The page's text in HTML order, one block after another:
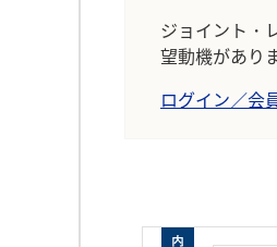
ジョイント・
望動機があり
ログイン／会